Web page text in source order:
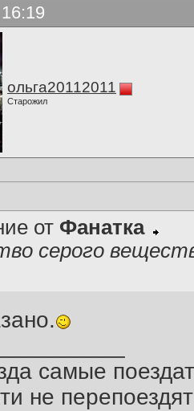
ольга20112011
Старожил
от Фанатка
серого
самые
не